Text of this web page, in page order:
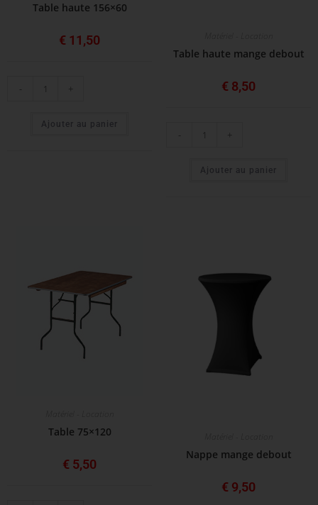
Table haute 156×60
€ 11,50
- +
Ajouter au panier
Table haute mange debout
€ 8,50
- +
Ajouter au panier
Table 75×120
€ 5,50
Nappe mange debout
€ 9,50